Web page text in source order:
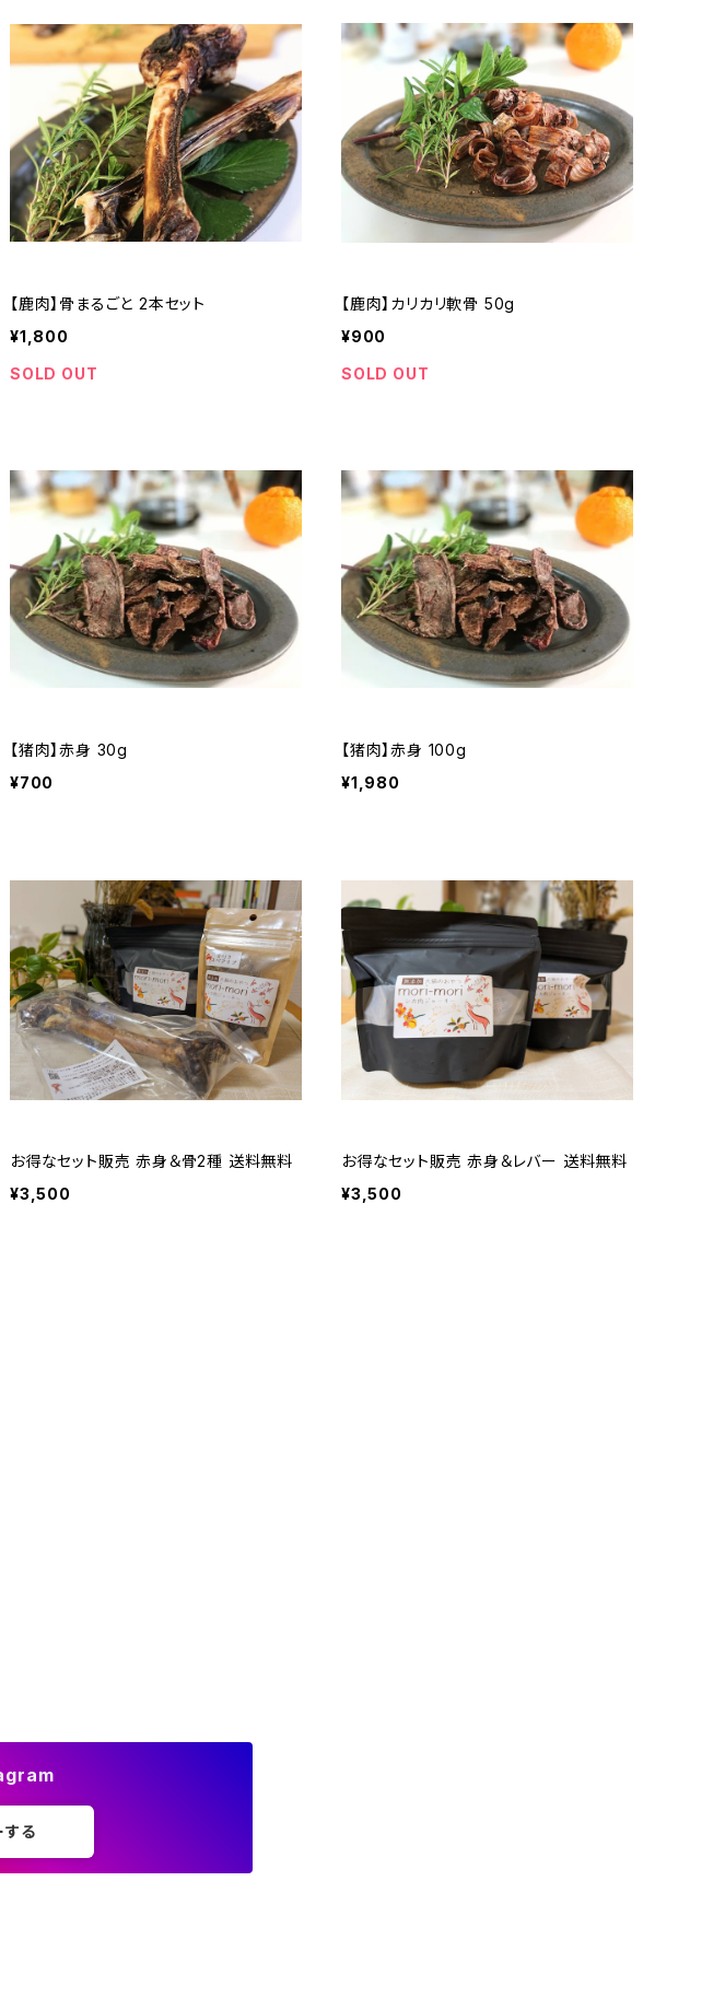
【鹿肉】骨まるごと 2本セット
¥1,800
SOLD OUT
【鹿肉】カリカリ軟骨 50g
¥900
SOLD OUT
【猪肉】赤身 30g
¥700
【猪肉】赤身 100g
¥1,980
お得なセット販売 赤身＆骨2種 送料無料
¥3,500
お得なセット販売 赤身＆レバー 送料無料
¥3,500
する